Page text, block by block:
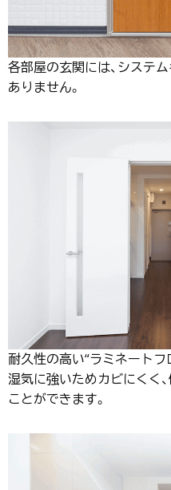
各部屋の玄関には、システ
ありません。
耐久性の高い“ラミネートフ
湿気に強いためカビにくく
ことができます。